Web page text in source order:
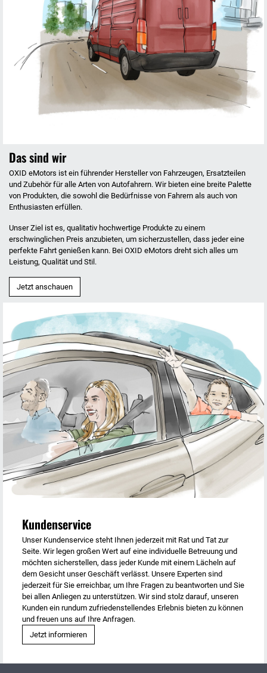
Das sind wir
OXID eMotors ist ein führender Hersteller von Fahrzeugen, Ersatzteilen
und Zubehör für alle Arten von Autofahrern. Wir bieten eine breite Palette
von Produkten, die sowohl die Bedürfnisse von Fahrern als auch von
Enthusiasten erfüllen.
Unser Ziel ist es, qualitativ hochwertige Produkte zu einem
erschwinglichen Preis anzubieten, um sicherzustellen, dass jeder eine
perfekte Fahrt genießen kann. Bei OXID eMotors dreht sich alles um
Leistung, Qualität und Stil.
Jetzt anschauen
Kundenservice
Unser Kundenservice steht Ihnen jederzeit mit Rat und Tat zur
Seite. Wir legen großen Wert auf eine individuelle Betreuung und
möchten sicherstellen, dass jeder Kunde mit einem Lächeln auf
dem Gesicht unser Geschäft verlässt. Unsere Experten sind
jederzeit für Sie erreichbar, um Ihre Fragen zu beantworten und Sie
bei allen Anliegen zu unterstützen. Wir sind stolz darauf, unseren
Kunden ein rundum zufriedenstellendes Erlebnis bieten zu können
und freuen uns auf Ihre Anfragen.
Jetzt informieren